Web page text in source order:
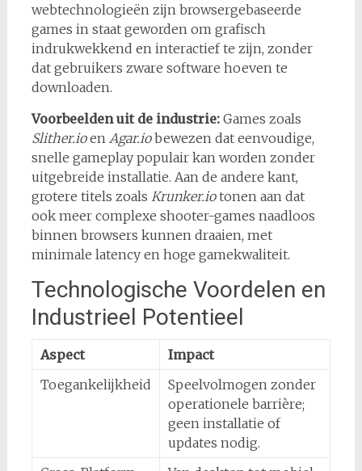
webtechnologieën zijn browsergebaseerde
games in staat geworden om grafisch
indrukwekkend en interactief te zijn, zonder
dat gebruikers zware software hoeven te
downloaden.
Voorbeelden uit de industrie:Games zoals
Slither.ioen Agar.iobewezen dat eenvoudige,
snelle gameplay populair kan worden zonder
uitgebreide installatie. Aan de andere kant,
grotere titels zoals Krunker.iotonen aan dat
ook meer complexe shooter-games naadloos
binnen browsers kunnen draaien, met
minimale latency en hoge gamekwaliteit.
Technologische Voordelen en
Industrieel Potentieel
Aspect
Impact
Toegankelijkheid
Speelvolmogen zonder
operationele barrière;
geen installatie of
updates nodig.